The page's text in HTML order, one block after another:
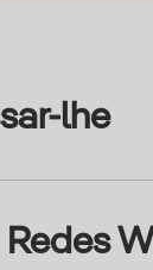
lhe
Redes